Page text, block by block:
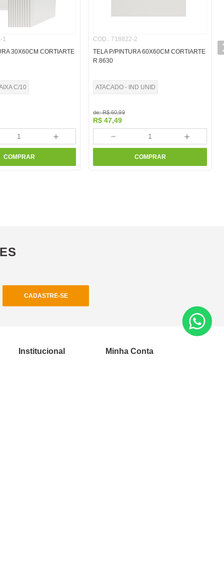
1
30X60CM CORTIARTE
C/10
＋
COMPRAR
COD.: 718822-2
TELA P/PINTURA 60X60CM CORTIARTE
R.8630
ATACADO - IND UNID
de:R$ 60,99
R$ 47,49
＋
－
COMPRAR
CADASTRE-SE
Institucional Minha Conta